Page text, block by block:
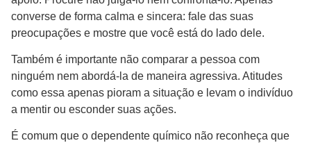
converse de forma calma e sincera: fale das suas
preocupações e mostre que você está do lado dele.
Também é importante não comparar a pessoa com
ninguém nem abordá-la de maneira agressiva. Atitudes
como essa apenas pioram a situação e levam o indivíduo
a mentir ou esconder suas ações.
É comum que o dependente químico não reconheça que